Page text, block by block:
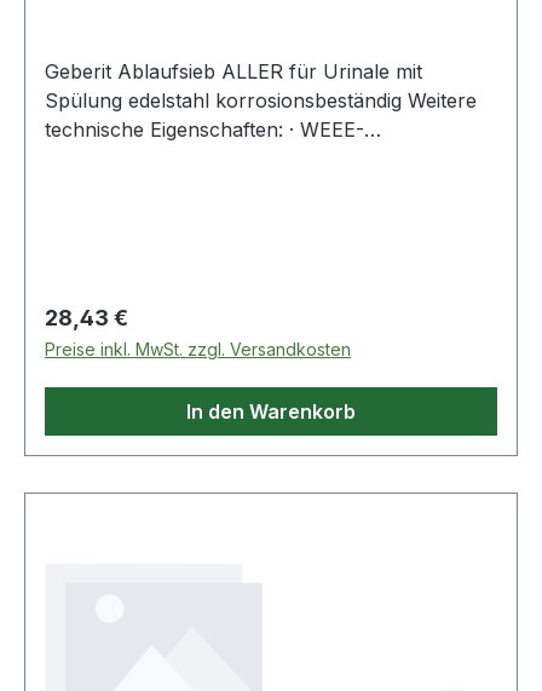
Geberit Ablaufsieb ALLER für Urinale mit
Spülung edelstahl korrosionsbeständig Weitere
technische Eigenschaften: · WEEE-
Regulärer Preis:
28,43 €
Preise inkl. MwSt. zzgl. Versandkosten
In den Warenkorb